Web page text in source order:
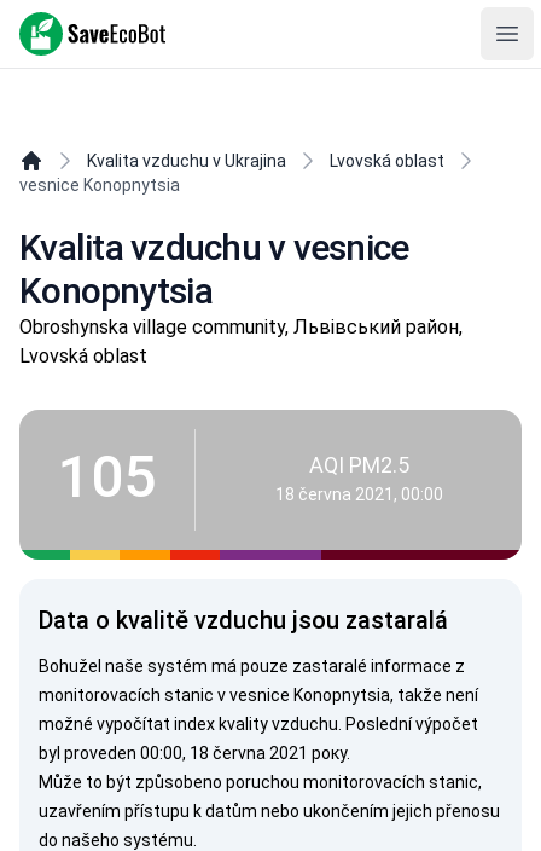
SaveEcoBot
Kvalita vzduchu v Ukrajina
Lvovská oblast
vesnice Konopnytsia
Kvalita vzduchu v vesnice
Konopnytsia
Obroshynska village community, Львівський район,
Lvovská oblast
105 AQI PM2.5
18 června 2021, 00:00
Data o kvalitě vzduchu jsou zastaralá
Bohužel naše systém má pouze zastaralé informace z
monitorovacích stanic v vesnice Konopnytsia, takže není
možné vypočítat index kvality vzduchu. Poslední výpočet
byl proveden 00:00, 18 června 2021 року.
Může to být způsobeno poruchou monitorovacích stanic,
uzavřením přístupu k datům nebo ukončením jejich přenosu
do našeho systému.